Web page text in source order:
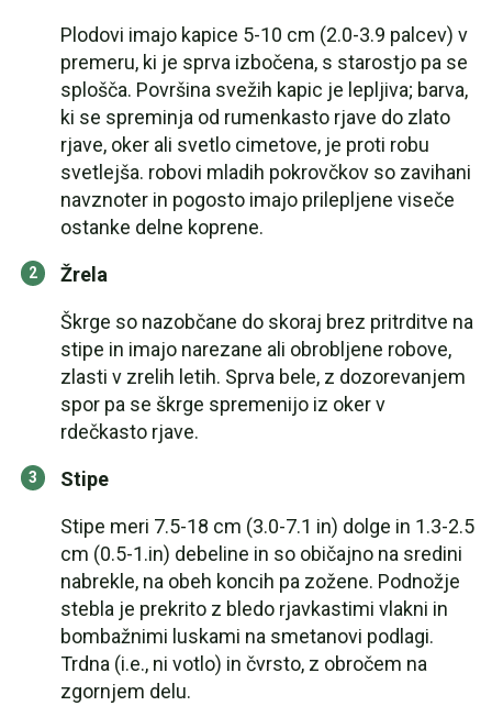
Plodovi imajo kapice 5-10 cm (2.0-3.9 palcev) v
premeru, ki je sprva izbočena, s starostjo pa se
splošča. Površina svežih kapic je lepljiva; barva,
ki se spreminja od rumenkasto rjave do zlato
rjave, oker ali svetlo cimetove, je proti robu
svetlejša. robovi mladih pokrovčkov so zavihani
navznoter in pogosto imajo prilepljene viseče
ostanke delne koprene.
Žrela
Škrge so nazobčane do skoraj brez pritrditve na
stipe in imajo narezane ali obrobljene robove,
zlasti v zrelih letih. Sprva bele, z dozorevanjem
spor pa se škrge spremenijo iz oker v
rdečkasto rjave.
Stipe
Stipe meri 7.5-18 cm (3.0-7.1 in) dolge in 1.3-2.5
cm (0.5-1.in) debeline in so običajno na sredini
nabrekle, na obeh koncih pa zožene. Podnožje
stebla je prekrito z bledo rjavkastimi vlakni in
bombažnimi luskami na smetanovi podlagi.
Trdna (i.e., ni votlo) in čvrsto, z obročem na
zgornjem delu.